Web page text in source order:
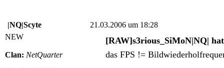
|NQ|Scyte
21.03.2006 um 18:28
NEW
Clan: NetQuarter
[RAW]s3rious_SiMoN|NQ|
das FPS !=